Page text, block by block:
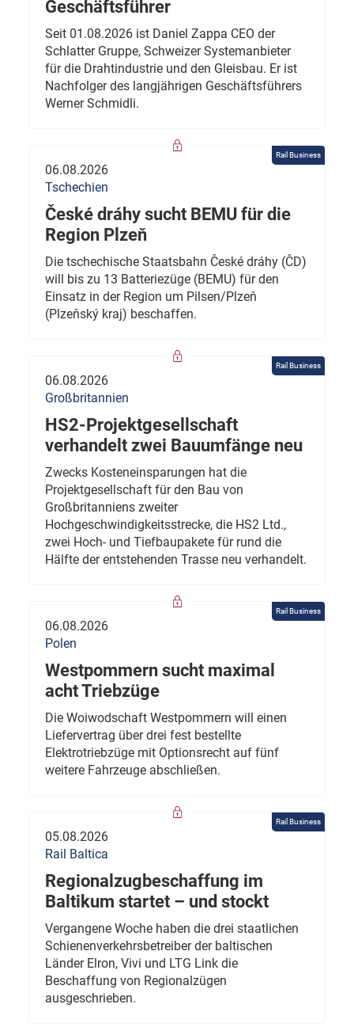
Geschäftsführer
Seit 01.08.2026 ist Daniel Zappa CEO der
Schlatter Gruppe, Schweizer Systemanbieter
für die Drahtindustrie und den Gleisbau. Er ist
Nachfolger des langjährigen Geschäftsführers
Werner Schmidli.
Rail Business
06.08.2026
Tschechien
České dráhy sucht BEMU für die
Region Plzeň
Die tschechische Staatsbahn České dráhy (ČD)
will bis zu 13 Batteriezüge (BEMU) für den
Einsatz in der Region um Pilsen/Plzeň
(Plzeňský kraj) beschaffen.
Rail Business
06.08.2026
Großbritannien
HS2-Projektgesellschaft
verhandelt zwei Bauumfänge neu
Zwecks Kosteneinsparungen hat die
Projektgesellschaft für den Bau von
Großbritanniens zweiter
Hochgeschwindigkeitsstrecke, die HS2 Ltd.,
zwei Hoch- und Tiefbaupakete für rund die
Hälfte der entstehenden Trasse neu verhandelt.
Rail Business
06.08.2026
Polen
Westpommern sucht maximal
acht Triebzüge
Die Woiwodschaft Westpommern will einen
Liefervertrag über drei fest bestellte
Elektrotriebzüge mit Optionsrecht auf fünf
weitere Fahrzeuge abschließen.
Rail Business
05.08.2026
Rail Baltica
Regionalzugbeschaffung im
Baltikum startet – und stockt
Vergangene Woche haben die drei staatlichen
Schienenverkehrsbetreiber der baltischen
Länder Elron, Vivi und LTG Link die
Beschaffung von Regionalzügen
ausgeschrieben.